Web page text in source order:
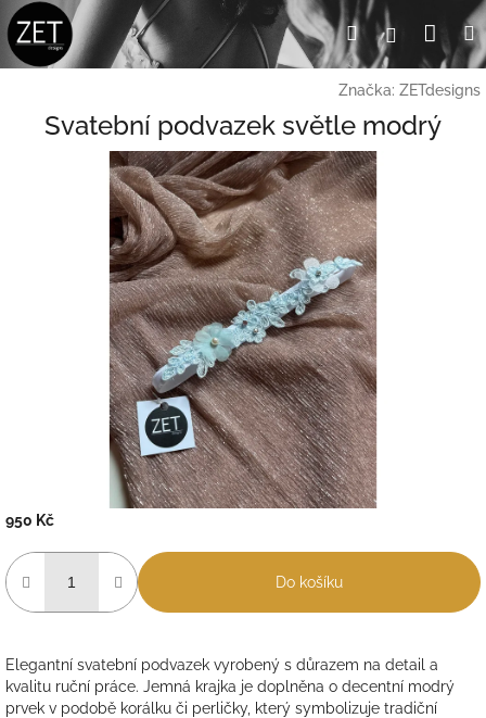
Přejít
na
obsah
HledatPřihlášení
Značka: ZETdesigns
Svatební podvazek světle modrý
950 Kč
cena:
Do košíku
Elegantní svatební podvazek vyrobený s důrazem na detail a
kvalitu ruční práce. Jemná krajka je doplněna o decentní modrý
prvek v podobě korálku či perličky, který symbolizuje tradiční